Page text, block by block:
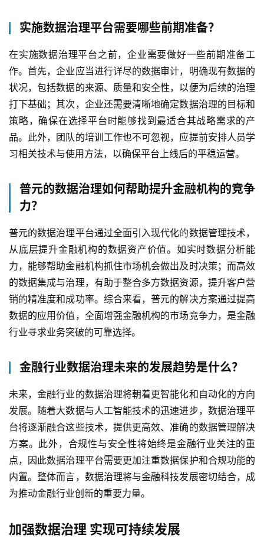
实施数据治理平台需要哪些前期准备？
在实施数据治理平台之前，企业需要做好一些前期准备工
作。首先，企业应当进行详尽的数据审计，明确现有数据的
状况，包括数据的来源、质量和安全性，以便为后续的治理
打下基础；其次，企业还需要清晰地确定数据治理的目标和
策略，确保在选择平台时能够找到最适合其战略需求的产
品。此外，团队的培训工作也不可忽视，应提前安排人员学
习相关技术与使用方法，以确保平台上线后的平稳运营。
普元的数据治理如何帮助提升金融机构的竞争
力？
普元的数据治理平台通过全面引入现代化的数据管理技术，
从底层提升金融机构的数据资产价值。如实时数据分析能
力，能够帮助金融机构抓住市场机会做出及时决策；而高效
的数据集成与治理，有助于整合多方数据资源，提升客户营
销的精准度和成功率。综合来看，普元的解决方案通过提高
数据的应用价值，全面增强金融机构的市场竞争力，是金融
行业寻求业务突破的可靠选择。
金融行业数据治理未来的发展趋势是什么？
未来，金融行业的数据治理将朝着更智能化和自动化的方向
发展。随着大数据与人工智能技术的迅速进步，数据治理平
台将逐渐融合这些技术，提供更高效、准确的数据管理解决
方案。此外，合规性与安全性将始终是金融行业关注的重
点，因此数据治理平台需要更加注重数据保护和合规功能的
内置。整体而言，数据治理将与金融科技发展密切结合，成
为推动金融行业创新的重要力量。
加强数据治理 实现可持续发展